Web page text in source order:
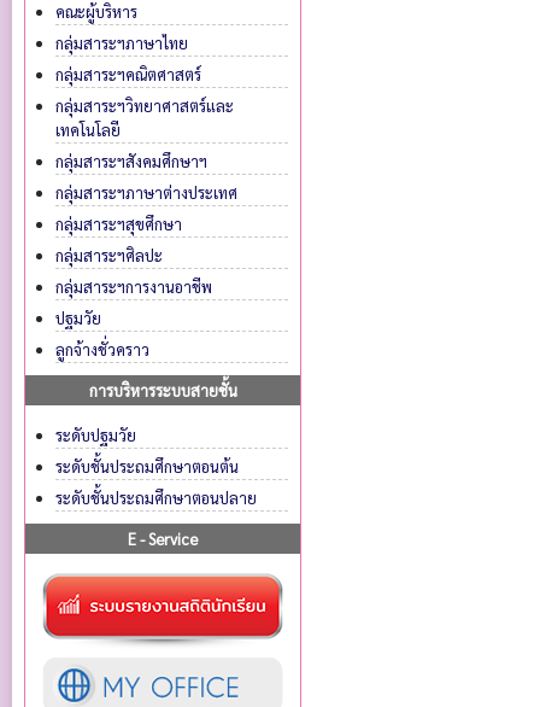
คณะผู้บริหาร
กลุ่มสาระฯภาษาไทย
กลุ่มสาระฯคณิตศาสตร์
กลุ่มสาระฯวิทยาศาสตร์และ
เทคโนโลยี
กลุ่มสาระฯสังคมศึกษาฯ
กลุ่มสาระฯภาษาต่างประเทศ
กลุ่มสาระฯสุขศึกษา
กลุ่มสาระฯศิลปะ
กลุ่มสาระฯการงานอาชีพ
ปฐมวัย
ลูกจ้างชั่วคราว
การบริหารระบบสายชั้น
ระดับปฐมวัย
ระดับชั้นประถมศึกษาตอนต้น
ระดับชั้นประถมศึกษาตอนปลาย
E - Service